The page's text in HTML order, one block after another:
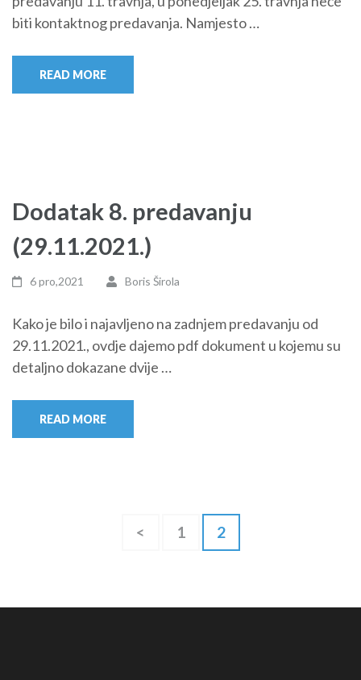
biti kontaktnog predavanja. Namjesto …
READ MORE
Dodatak 8. predavanju
(29.11.2021.)
6 pro,2021 Boris Širola
Kako je bilo i najavljeno na zadnjem predavanju od
29.11.2021., ovdje dajemo pdf dokument u kojemu su
detaljno dokazane dvije …
READ MORE
< Page
1 Page
2